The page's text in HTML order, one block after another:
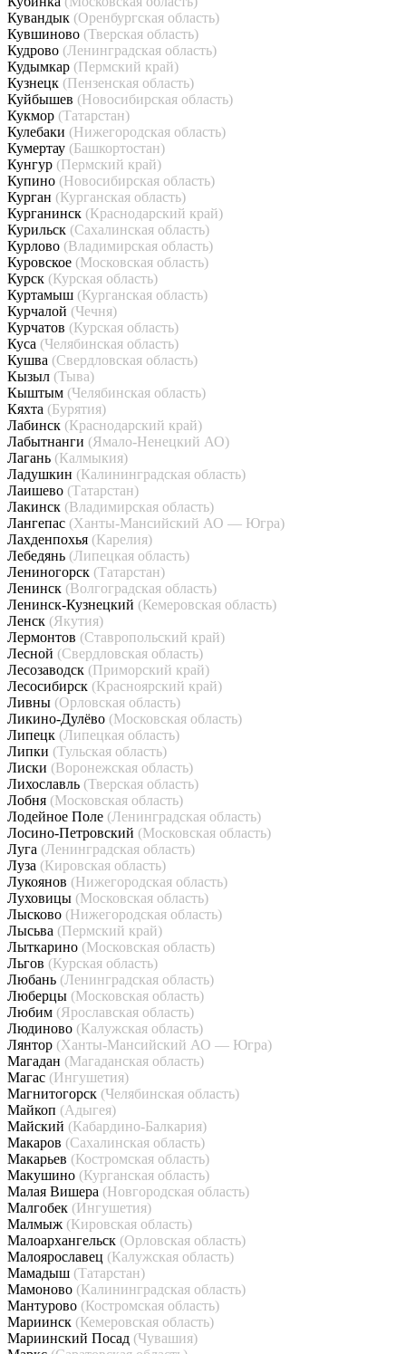
Кувандык (Оренбургская область)
Кувшиново (Тверская область)
Кудрово (Ленинградская область)
Кудымкар (Пермский край)
Кузнецк (Пензенская область)
Куйбышев (Новосибирская область)
Кукмор (Татарстан)
Кулебаки (Нижегородская область)
Кумертау (Башкортостан)
Кунгур (Пермский край)
Купино (Новосибирская область)
Курган (Курганская область)
Курганинск (Краснодарский край)
Курильск (Сахалинская область)
Курлово (Владимирская область)
Куровское (Московская область)
Курск (Курская область)
Куртамыш (Курганская область)
Курчалой (Чечня)
Курчатов (Курская область)
Куса (Челябинская область)
Кушва (Свердловская область)
Кызыл (Тыва)
Кыштым (Челябинская область)
Кяхта (Бурятия)
Лабинск (Краснодарский край)
Лабытнанги (Ямало-Ненецкий АО)
Лагань (Калмыкия)
Ладушкин (Калининградская область)
Лаишево (Татарстан)
Лакинск (Владимирская область)
Лангепас (Ханты-Мансийский АО — Югра)
Лахденпохья (Карелия)
Лебедянь (Липецкая область)
Лениногорск (Татарстан)
Ленинск (Волгоградская область)
Ленинск-Кузнецкий (Кемеровская область)
Ленск (Якутия)
Лермонтов (Ставропольский край)
Лесной (Свердловская область)
Лесозаводск (Приморский край)
Лесосибирск (Красноярский край)
Ливны (Орловская область)
Ликино-Дулёво (Московская область)
Липецк (Липецкая область)
Липки (Тульская область)
Лиски (Воронежская область)
Лихославль (Тверская область)
Лобня (Московская область)
Лодейное Поле (Ленинградская область)
Лосино-Петровский (Московская область)
Луга (Ленинградская область)
Луза (Кировская область)
Лукоянов (Нижегородская область)
Луховицы (Московская область)
Лысково (Нижегородская область)
Лысьва (Пермский край)
Лыткарино (Московская область)
Льгов (Курская область)
Любань (Ленинградская область)
Люберцы (Московская область)
Любим (Ярославская область)
Людиново (Калужская область)
Лянтор (Ханты-Мансийский АО — Югра)
Магадан (Магаданская область)
Магас (Ингушетия)
Магнитогорск (Челябинская область)
Майкоп (Адыгея)
Майский (Кабардино-Балкария)
Макаров (Сахалинская область)
Макарьев (Костромская область)
Макушино (Курганская область)
Малая Вишера (Новгородская область)
Малгобек (Ингушетия)
Малмыж (Кировская область)
Малоархангельск (Орловская область)
Малоярославец (Калужская область)
Мамадыш (Татарстан)
Мамоново (Калининградская область)
Мантурово (Костромская область)
Мариинск (Кемеровская область)
Мариинский Посад (Чувашия)